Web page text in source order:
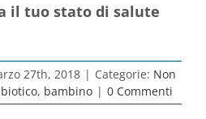
il tuo stato di salute
27th, 2018 | Categorie: Non
, bambino | 0 Commenti